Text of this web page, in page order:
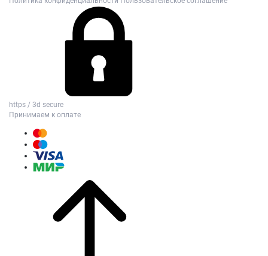
https / 3d secure
Принимаем к оплате